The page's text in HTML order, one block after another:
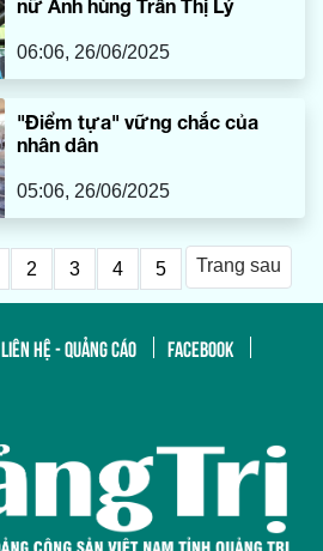
nữ Anh hùng Trần Thị Lý
06:06, 26/06/2025
"Điểm tựa" vững chắc của
nhân dân
05:06, 26/06/2025
2 3 4 5 Trang sau
LIÊN HỆ - QUẢNG CÁO
FACEBOOK